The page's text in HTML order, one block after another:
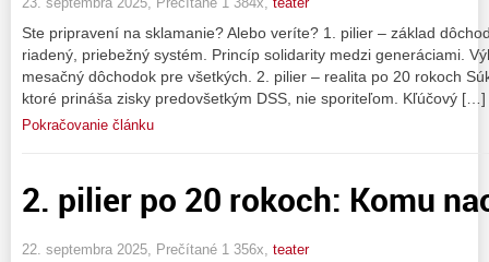
Ste pripravení na sklamanie? Alebo veríte? 1. pilier – základ
riadený, priebežný systém. Princíp solidarity medzi generáciami.
mesačný dôchodok pre všetkých. 2. pilier – realita po 20 rokoch
ktoré prináša zisky predovšetkým DSS, nie sporiteľom. Kľúčový […]
Pokračovanie článku
2. pilier po 20 rokoch: Komu
22. septembra 2025, Prečítané 1 356x, teater